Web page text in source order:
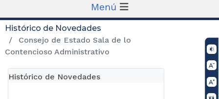
Menú
Histórico de Novedades
Consejo de Estado Sala de lo
Contencioso Administrativo
Histórico de Novedades